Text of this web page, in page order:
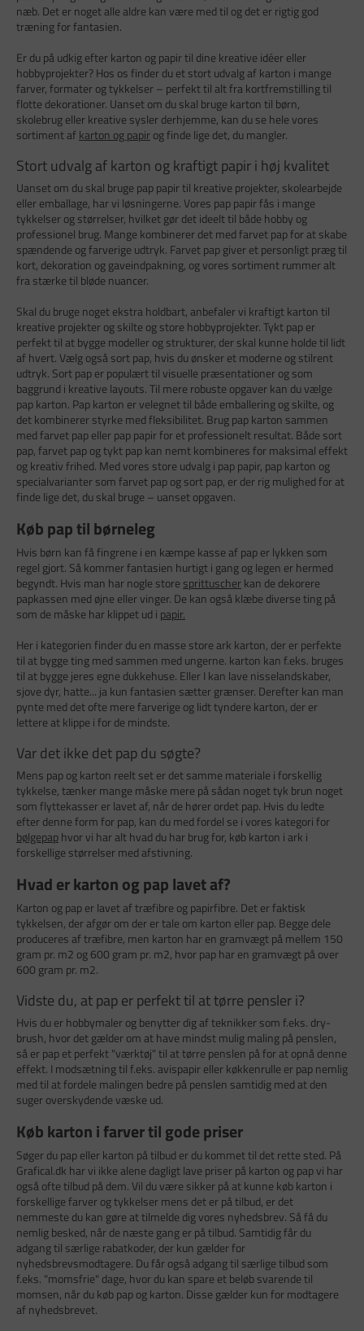
næb. Det er noget alle aldre kan være med til og det er rigtig god
træning for fantasien.
Er du på udkig efter karton og papir til dine kreative idéer eller
hobbyprojekter? Hos os finder du et stort udvalg af karton i mange
farver, formater og tykkelser – perfekt til alt fra kortfremstilling til
flotte dekorationer. Uanset om du skal bruge karton til børn,
skolebrug eller kreative sysler derhjemme, kan du se hele vores
sortiment afkarton og papirog finde lige det, du mangler.
Stort udvalg af karton og kraftigt papir i høj kvalitet
Uanset om du skal bruge pap papir til kreative projekter, skolearbejde
eller emballage, har vi løsningerne. Vores pap papir fås i mange
tykkelser og størrelser, hvilket gør det ideelt til både hobby og
professionel brug. Mange kombinerer det med farvet pap for at skabe
spændende og farverige udtryk. Farvet pap giver et personligt præg til
kort, dekoration og gaveindpakning, og vores sortiment rummer alt
fra stærke til bløde nuancer.
Skal du bruge noget ekstra holdbart, anbefaler vi kraftigt karton til
kreative projekter og skilte og store hobbyprojekter. Tykt pap er
perfekt til at bygge modeller og strukturer, der skal kunne holde til lidt
af hvert. Vælg også sort pap, hvis du ønsker et moderne og stilrent
udtryk. Sort pap er populært til visuelle præsentationer og som
baggrund i kreative layouts. Til mere robuste opgaver kan du vælge
pap karton. Pap karton er velegnet til både emballering og skilte, og
det kombinerer styrke med fleksibilitet. Brug pap karton sammen
med farvet pap eller pap papir for et professionelt resultat. Både sort
pap, farvet pap og tykt pap kan nemt kombineres for maksimal effekt
og kreativ frihed. Med vores store udvalg i pap papir, pap karton og
specialvarianter som farvet pap og sort pap, er der rig mulighed for at
finde lige det, du skal bruge – uanset opgaven.
Køb pap til børneleg
Hvis børn kan få fingrene i en kæmpe kasse af pap er lykken som
regel gjort. Så kommer fantasien hurtigt i gang og legen er hermed
begyndt. Hvis man har nogle store sprittuscherkan de dekorere
papkassen med øjne eller vinger. De kan også klæbe diverse ting på
som de måske har klippet ud i papir.
Her i kategorien finder du en masse store ark karton, der er perfekte
til at bygge ting med sammen med ungerne. karton kan f.eks. bruges
til at bygge jeres egne dukkehuse. Eller I kan lave nisselandskaber,
sjove dyr, hatte... ja kun fantasien sætter grænser. Derefter kan man
pynte med det ofte mere farverige og lidt tyndere karton, der er
lettere at klippe i for de mindste.
Var det ikke det pap du søgte?
Mens pap og karton reelt set er det samme materiale i forskellig
tykkelse, tænker mange måske mere på sådan noget tyk brun noget
som flyttekasser er lavet af, når de hører ordet pap. Hvis du ledte
efter denne form for pap, kan du med fordel se i vores kategori for
bølgepaphvor vi har alt hvad du har brug for, køb karton i ark i
forskellige størrelser med afstivning.
Hvad er karton og pap lavet af?
Karton og pap er lavet af træfibre og papirfibre. Det er faktisk
tykkelsen, der afgør om der er tale om karton eller pap. Begge dele
produceres af træfibre, men karton har en gramvægt på mellem 150
gram pr. m2 og 600 gram pr. m2, hvor pap har en gramvægt på over
600 gram pr. m2.
Vidste du, at pap er perfekt til at tørre pensler i?
Hvis du er hobbymaler og benytter dig af teknikker som f.eks. dry-
brush, hvor det gælder om at have mindst mulig maling på penslen,
så er pap et perfekt "værktøj" til at tørre penslen på for at opnå denne
effekt. I modsætning til f.eks. avispapir eller køkkenrulle er pap nemlig
med til at fordele malingen bedre på penslen samtidig med at den
suger overskydende væske ud.
Køb karton i farver til gode priser
Søger du pap eller karton på tilbud er du kommet til det rette sted. På
Grafical.dk har vi ikke alene dagligt lave priser på karton og pap vi har
også ofte tilbud på dem. Vil du være sikker på at kunne køb karton i
forskellige farver og tykkelser mens det er på tilbud, er det
nemmeste du kan gøre at tilmelde dig vores nyhedsbrev. Så få du
nemlig besked, når de næste gang er på tilbud. Samtidig får du
adgang til særlige rabatkoder, der kun gælder for
nyhedsbrevsmodtagere. Du får også adgang til særlige tilbud som
f.eks. "momsfrie" dage, hvor du kan spare et beløb svarende til
momsen, når du køb pap og karton. Disse gælder kun for modtagere
af nyhedsbrevet.